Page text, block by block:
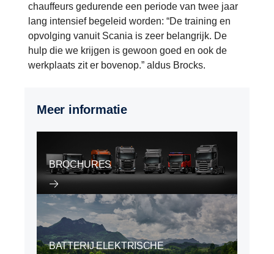
chauffeurs gedurende een periode van twee jaar
lang intensief begeleid worden: “De training en
opvolging vanuit Scania is zeer belangrijk. De
hulp die we krijgen is gewoon goed en ook de
werkplaats zit er bovenop.” aldus Brocks.
Meer informatie
BROCHURES
BATTERIJ ELEKTRISCHE